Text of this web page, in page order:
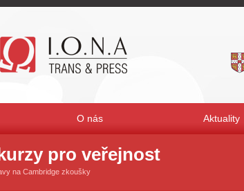
O nás Aktuality
pro veřejnost
na Cambridge zkoušky